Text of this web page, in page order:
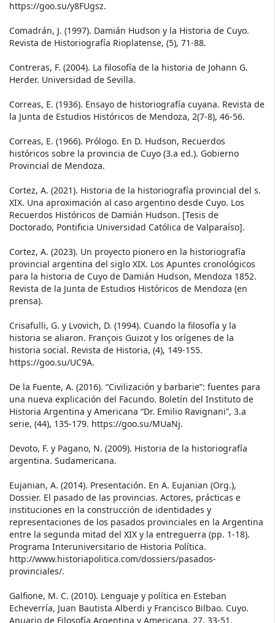
https://goo.su/y8FUgsz.
Comadrán, J. (1997). Damián Hudson y la Historia de Cuyo.
Revista de Historiografía Rioplatense, (5), 71-88.
Contreras, F. (2004). La filosofía de la historia de Johann G.
Herder. Universidad de Sevilla.
Correas, E. (1936). Ensayo de historiografía cuyana. Revista de
la Junta de Estudios Históricos de Mendoza, 2(7-8), 46-56.
Correas, E. (1966). Prólogo. En D. Hudson, Recuerdos
históricos sobre la provincia de Cuyo (3.a ed.). Gobierno
Provincial de Mendoza.
Cortez, A. (2021). Historia de la historiografía provincial del s.
XIX. Una aproximación al caso argentino desde Cuyo. Los
Recuerdos Históricos de Damián Hudson. [Tesis de
Doctorado, Pontificia Universidad Católica de Valparaíso].
Cortez, A. (2023). Un proyecto pionero en la historiografía
provincial argentina del siglo XIX. Los Apuntes cronológicos
para la historia de Cuyo de Damián Hudson, Mendoza 1852.
Revista de la Junta de Estudios Históricos de Mendoza (en
prensa).
Crisafulli, G. y Lvovich, D. (1994). Cuando la filosofía y la
historia se aliaron. François Guizot y los orígenes de la
historia social. Revista de Historia, (4), 149-155.
https://goo.su/UC9A.
De la Fuente, A. (2016). “Civilización y barbarie”: fuentes para
una nueva explicación del Facundo. Boletín del Instituto de
Historia Argentina y Americana “Dr. Emilio Ravignani”, 3.a
serie, (44), 135-179. https://goo.su/MUaNj.
Devoto, F. y Pagano, N. (2009). Historia de la historiografía
argentina. Sudamericana.
Eujanian, A. (2014). Presentación. En A. Eujanian (Org.),
Dossier. El pasado de las provincias. Actores, prácticas e
instituciones en la construcción de identidades y
representaciones de los pasados provinciales en la Argentina
entre la segunda mitad del XIX y la entreguerra (pp. 1-18).
Programa Interuniversitario de Historia Política.
http://www.historiapolitica.com/dossiers/pasados-
provinciales/.
Galfione, M. C. (2010). Lenguaje y política en Esteban
Echeverría, Juan Bautista Alberdi y Francisco Bilbao. Cuyo.
Anuario de Filosofía Argentina y Americana, 27, 33-51.